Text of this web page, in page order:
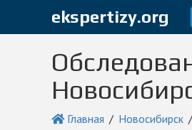
ekspertizy.org
Главная Новосибирск